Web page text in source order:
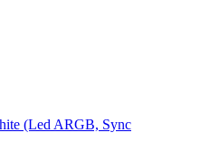
(Led ARGB, Sync